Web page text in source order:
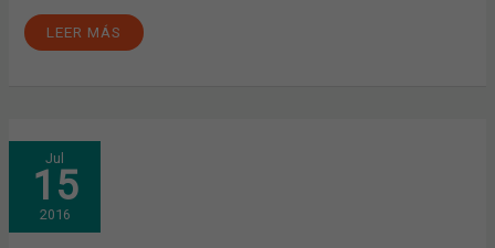
LEER MÁS
Jul
15
2016
JUNIO:
LOS
IMPAGOS
LA
CAMPAÑA
CONTRA